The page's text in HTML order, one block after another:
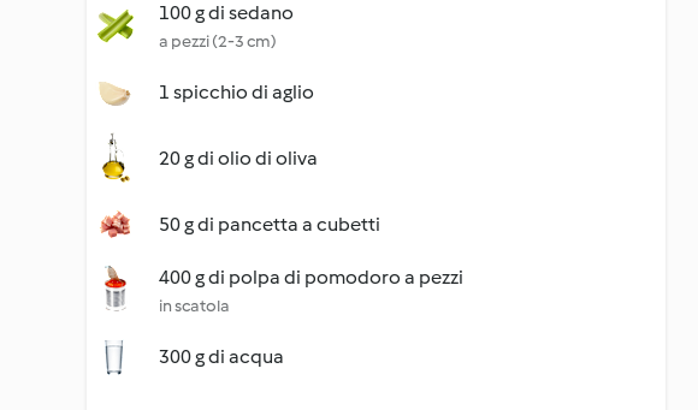
100 g di sedano
a pezzi (2-3 cm)
1 spicchio di aglio
20 g di olio di oliva
50 g di pancetta a cubetti
400 g di polpa di pomodoro a pezzi
in scatola
300 g di acqua